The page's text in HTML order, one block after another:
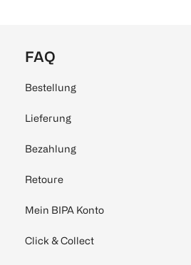
FAQ
Bestellung
Lieferung
Bezahlung
Retoure
Mein BIPA Konto
Click & Collect